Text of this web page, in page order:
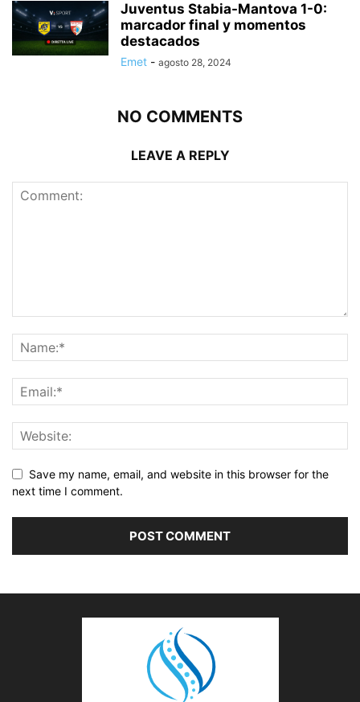
Juventus Stabia-Mantova 1-0:
marcador final y momentos
destacados
Emet - agosto 28, 2024
NO COMMENTS
LEAVE A REPLY
Save my name, email, and website in this browser for the
next time I comment.